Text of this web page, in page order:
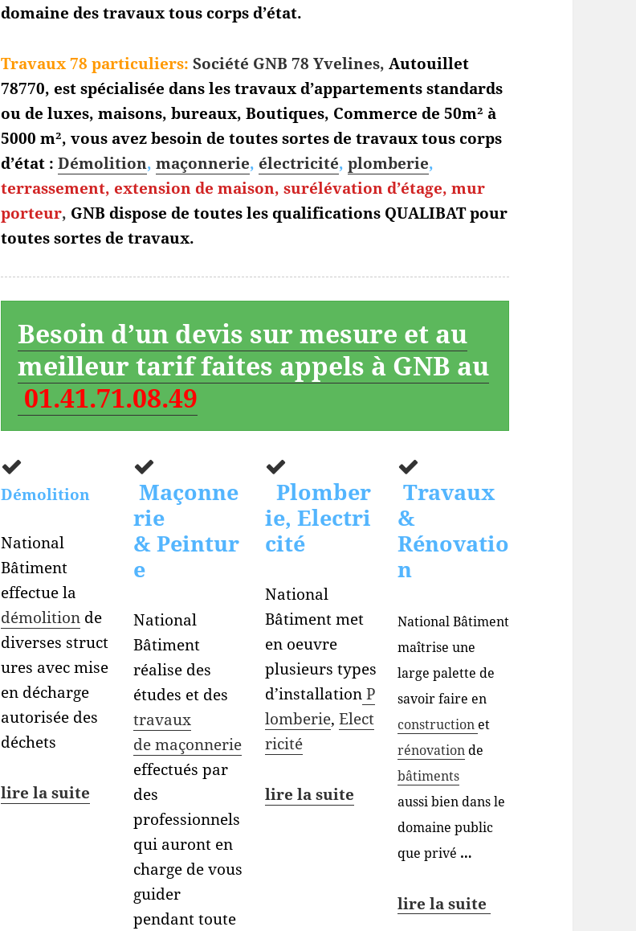
domaine des travaux tous corps d’état.
Travaux 78 particuliers: Société GNB 78 Yvelines,Autouillet
78770, est spécialisée dans les travaux d’appartements standards
ou de luxes, maisons, bureaux, Boutiques, Commerce de 50m² à
5000 m², vous avez besoin de toutes sortes de travaux tous corps
d’état : Démolition,maçonnerie, électricité,plomberie,
terrassement, extension de maison, surélévation d’étage, mur
porteur, GNB dispose de toutes les qualifications QUALIBAT pour
toutes sortes de travaux.
Besoin d’un devis sur mesure et au
meilleur tarif faites appels à GNB au
01.41.71.08.49
Démolition
National
Bâtiment
effectue la
démolition de
diverses struct
ures avec mise
en décharge
autorisée des
déchets
lire la suite
Maçonne
rie
& Peintur
e
National
Bâtiment
réalise des
études et des
travaux
de maçonnerie
effectués par
des
professionnels
qui auront en
charge de vous
guider
pendant toute
Plomber
ie, Electri
cité
National
Bâtiment met
en oeuvre
plusieurs types
d’installationP
lomberie,Elect
ricité
lire la suite
Travaux
&
Rénovatio
n
National Bâtiment
maîtrise une
large palette de
savoir faire en
construction et
rénovationde
bâtiments
aussi bien dans le
domaine public
que privé …
lire la suite